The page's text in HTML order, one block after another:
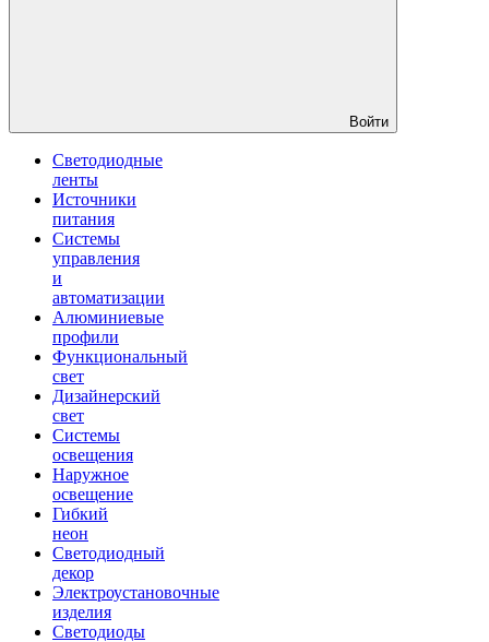
Войти
Светодиодные
ленты
Источники
питания
Системы
управления
и
автоматизации
Алюминиевые
профили
Функциональный
свет
Дизайнерский
свет
Системы
освещения
Наружное
освещение
Гибкий
неон
Светодиодный
декор
Электроустановочные
изделия
Светодиоды